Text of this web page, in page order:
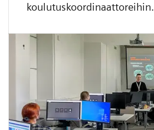
koulutuskoordinaattoreihin.